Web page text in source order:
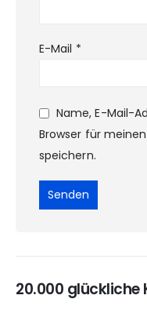
E-Mail *
Name, E-Mail-
Browser für
speichern.
20.000 glückliche